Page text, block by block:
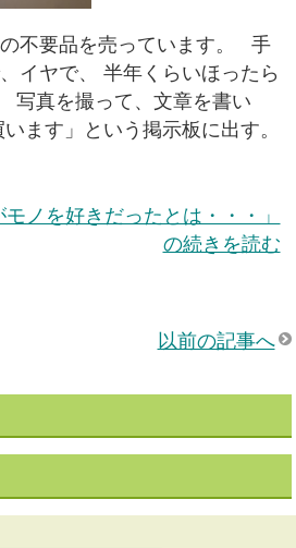
不要品を売っています。 手
イヤで、 半年くらいほったら
写真を撮って、文章を書い
ます」という掲示板に出す。
モノを好きだったとは・・・」
の続きを読む
以前の記事へ